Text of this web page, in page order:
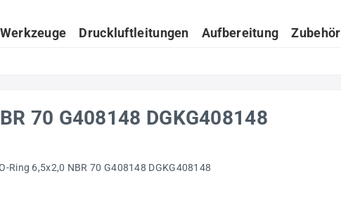
Werkzeuge Druckluftleitungen Aufbereitung Zubehör
70 G408148 DGKG408148